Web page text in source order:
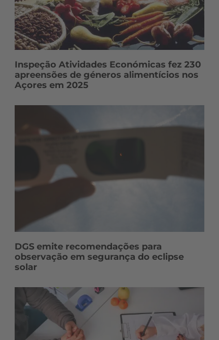
Inspeção Atividades Económicas fez 230
apreensões de géneros alimentícios nos
Açores em 2025
DGS emite recomendações para
observação em segurança do eclipse
solar